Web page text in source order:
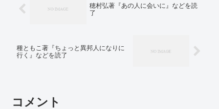
穂村弘著『あの人に会いに』などを読
了
種ともこ著『ちょっと異邦人になりに
行く』などを読了
コメント